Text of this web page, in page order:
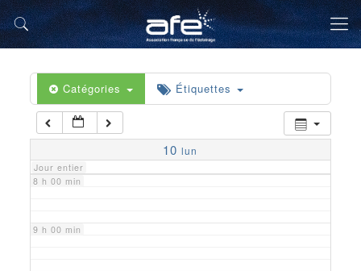
Catégories Étiquettes
10 lun
Jour entier
5 h 00 min
6 h 00 min
7 h 00 min
8 h 00 min
9 h 00 min